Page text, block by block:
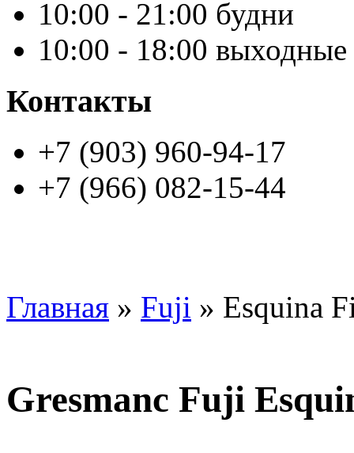
10:00 - 21:00 будни
10:00 - 18:00 выходные
Контакты
+7 (903) 960-94-17
+7 (966) 082-15-44
Главная » Fuji » Esquina
Gresmanc Fuji